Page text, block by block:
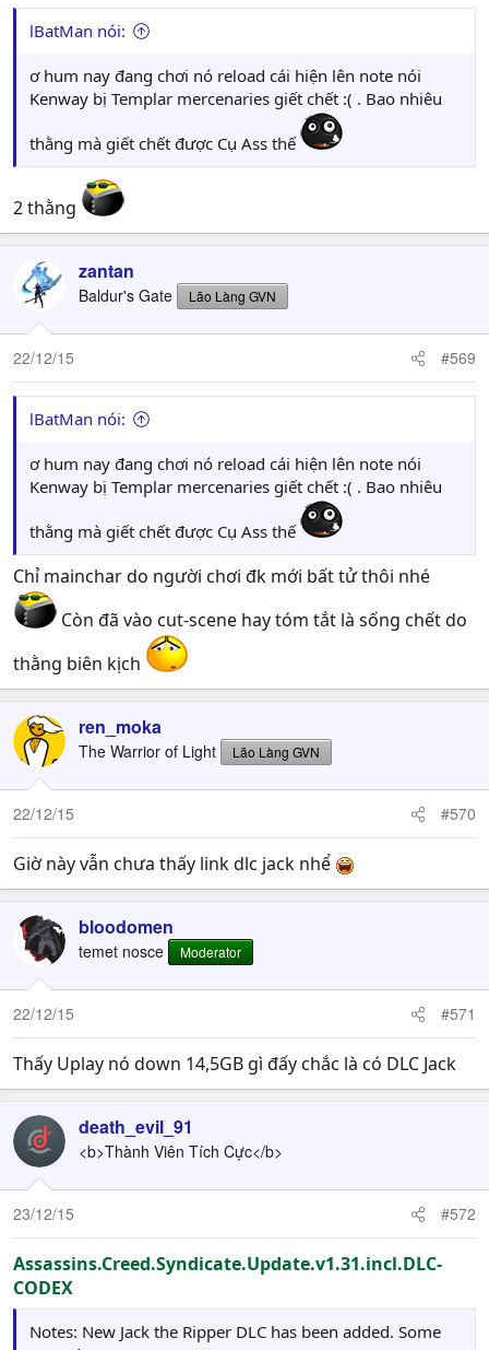
lBatMan nói:
ơ hum nay đang chơi nó reload cái hiện lên note nói
Kenway bị Templar mercenaries giết chết :( . Bao nhiêu
thằng mà giết chết được Cụ Ass thế
2 thằng
zantan
Baldur's Gate Lão Làng GVN
22/12/15 #569
lBatMan nói:
ơ hum nay đang chơi nó reload cái hiện lên note nói
Kenway bị Templar mercenaries giết chết :( . Bao nhiêu
thằng mà giết chết được Cụ Ass thế
Chỉ mainchar do người chơi đk mới bất tử thôi nhé
Còn đã vào cut-scene hay tóm tắt là sống chết do
thằng biên kịch
ren_moka
The Warrior of Light Lão Làng GVN
22/12/15 #570
Giờ này vẫn chưa thấy link dlc jack nhể
bloodomen
temet nosce Moderator
22/12/15 #571
Thấy Uplay nó down 14,5GB gì đấy chắc là có DLC Jack
death_evil_91
<b>Thành Viên Tích Cực</b>
23/12/15 #572
Assassins.Creed.Syndicate.Update.v1.31.incl.DLC-
CODEX
Notes: New Jack the Ripper DLC has been added. Some